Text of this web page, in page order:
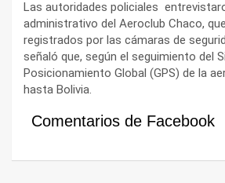
Las autoridades policiales
administrativo del Aeroclub Chaco,
registrados por las cámaras de
señaló que, según el seguimiento del
Posicionamiento Global (GPS) de la
hasta Bolivia.
Comentarios de Facebook